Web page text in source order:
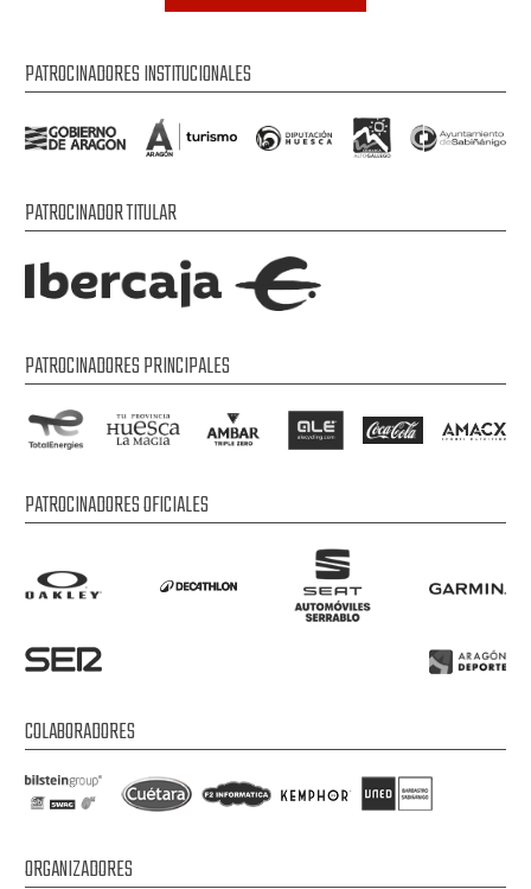
PATROCINADORES INSTITUCIONALES
PATROCINADOR TITULAR
PATROCINADORES PRINCIPALES
PATROCINADORES OFICIALES
COLABORADORES
ORGANIZADORES